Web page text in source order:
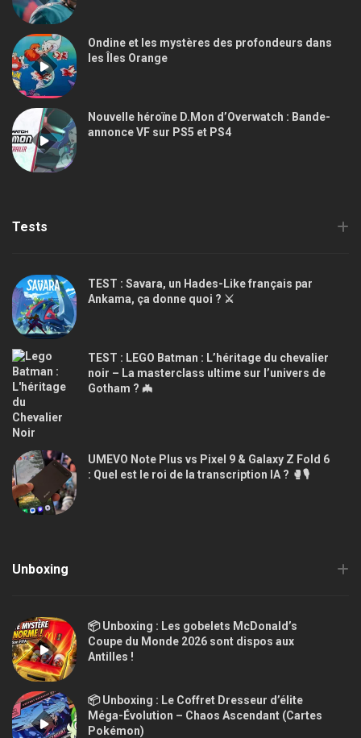
Ondine et les mystères des profondeurs dans
les Îles Orange
Nouvelle héroïne D.Mon d’Overwatch : Bande-
annonce VF sur PS5 et PS4
Tests
TEST : Savara, un Hades-Like français par
Ankama, ça donne quoi ? ⚔️
TEST : LEGO Batman : L’héritage du chevalier
noir – La masterclass ultime sur l’univers de
Gotham ? 🦇
UMEVO Note Plus vs Pixel 9 & Galaxy Z Fold 6
: Quel est le roi de la transcription IA ? 🥊🎙️
Unboxing
📦 Unboxing : Les gobelets McDonald’s
Coupe du Monde 2026 sont dispos aux
Antilles !
📦 Unboxing : Le Coffret Dresseur d’élite
Méga-Évolution – Chaos Ascendant (Cartes
Pokémon)